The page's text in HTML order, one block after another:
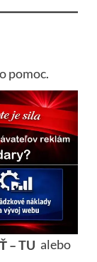
pomoc.
– TU alebo